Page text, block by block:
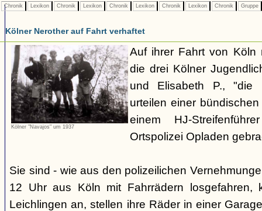
Chronik Lexikon Chronik Lexikon Chronik Lexikon Chronik Lexikon Chronik Gruppe
Kölner Nerother auf Fahrt verhaftet
Kölner "Navajos" um 1937
Auf ihrer Fahrt von Köln
die drei Kölner
und Elisabeth P., "die
urteilen einer
einem HJ-
Ortspolizei Opladen
Sie sind - wie aus den polizeilichen
12 Uhr aus Köln mit Fahrrädern losgefahren,
Leichlingen an, stellen ihre Räder in einer